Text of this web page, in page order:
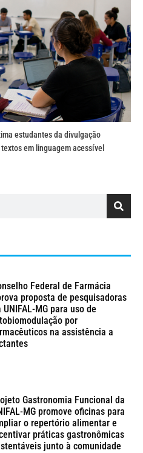
estudantes da divulgação
em linguagem acessível
Federal de Farmácia
proposta de pesquisadoras
UNIFAL-MG para uso de
por
na assistência a
Gastronomia Funcional da
MG promove oficinas para
o repertório alimentar e
práticas gastronômicas
junto à comunidade